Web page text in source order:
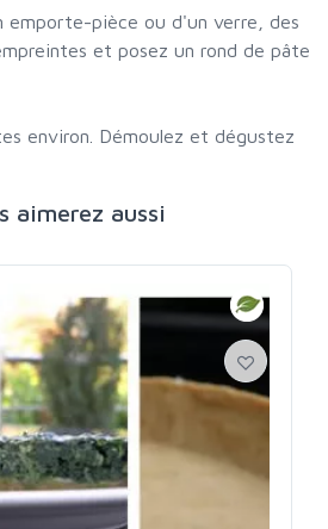
emporte-pièce ou d'un verre, des
et posez un rond de pâte
environ. Démoulez et dégustez
aimerez aussi